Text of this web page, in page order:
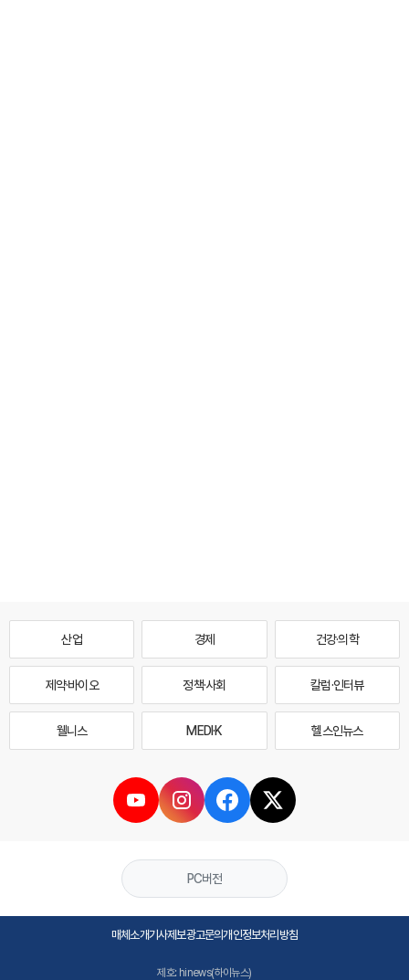
산업 경제 건강·의학
제약·바이오 정책·사회 칼럼·인터뷰
웰니스 MEDI·K 헬스인뉴스
PC버전
매체소개기사제보광고문의개인정보처리방침
제호: hinews(하이뉴스)